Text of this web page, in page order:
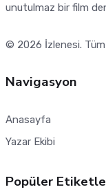
unutulmaz bir film
© 2026 İzlenesi. Tüm
Navigasyon
Anasayfa
Yazar Ekibi
Popüler